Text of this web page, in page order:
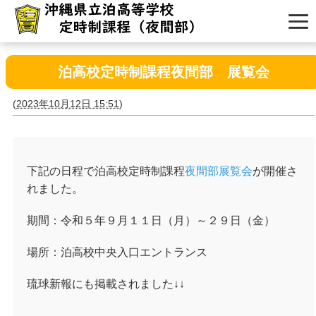
泊高校定時制課程夜間部 展覧会
(2023年10月12日 15:51)
下記の日程で泊高校定時制課程夜間部展覧会が開催さ
れました。
期間：令和５年９月１１日（月）～２９日（金）
場所：泊高校中央入口エントランス
琉球新報にも掲載されました↓↓